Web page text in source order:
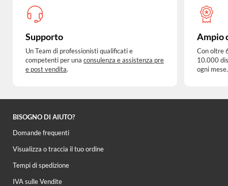
Supporto
Un Team di professionisti qualificati e
competenti per una consulenza e assistenza pre
e post vendita.
Ampio
Con oltre
10.000
ogni mese.
BISOGNO DI AIUTO?
Domande frequenti
Visualizza o traccia il tuo ordine
Tempi di spedizione
IVA sulle Vendite